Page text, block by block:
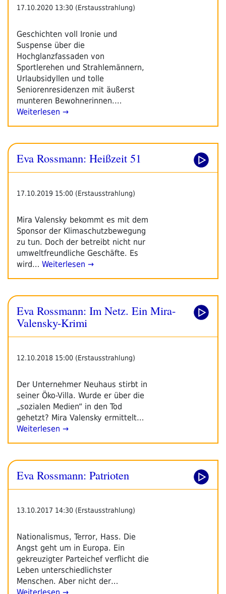
17.10.2020 13:30 (Erstausstrahlung)
Geschichten voll Ironie und
Suspense über die
Hochglanzfassaden von
Sportlerehen und Strahlemännern,
Urlaubsidyllen und tolle
Seniorenresidenzen mit äußerst
munteren Bewohnerinnen.…
Weiterlesen →
Eva Rossmann: Heißzeit 51
17.10.2019 15:00 (Erstausstrahlung)
Mira Valensky bekommt es mit dem
Sponsor der Klimaschutzbewegung
zu tun. Doch der betreibt nicht nur
umweltfreundliche Geschäfte. Es
wird… Weiterlesen →
Eva Rossmann: Im Netz. Ein Mira-
Valensky-Krimi
12.10.2018 15:00 (Erstausstrahlung)
Der Unternehmer Neuhaus stirbt in
seiner Öko-Villa. Wurde er über die
„sozialen Medien“ in den Tod
gehetzt? Mira Valensky ermittelt…
Weiterlesen →
Eva Rossmann: Patrioten
13.10.2017 14:30 (Erstausstrahlung)
Nationalismus, Terror, Hass. Die
Angst geht um in Europa. Ein
gekreuzigter Parteichef verflicht die
Leben unterschiedlichster
Menschen. Aber nicht der…
Weiterlesen →